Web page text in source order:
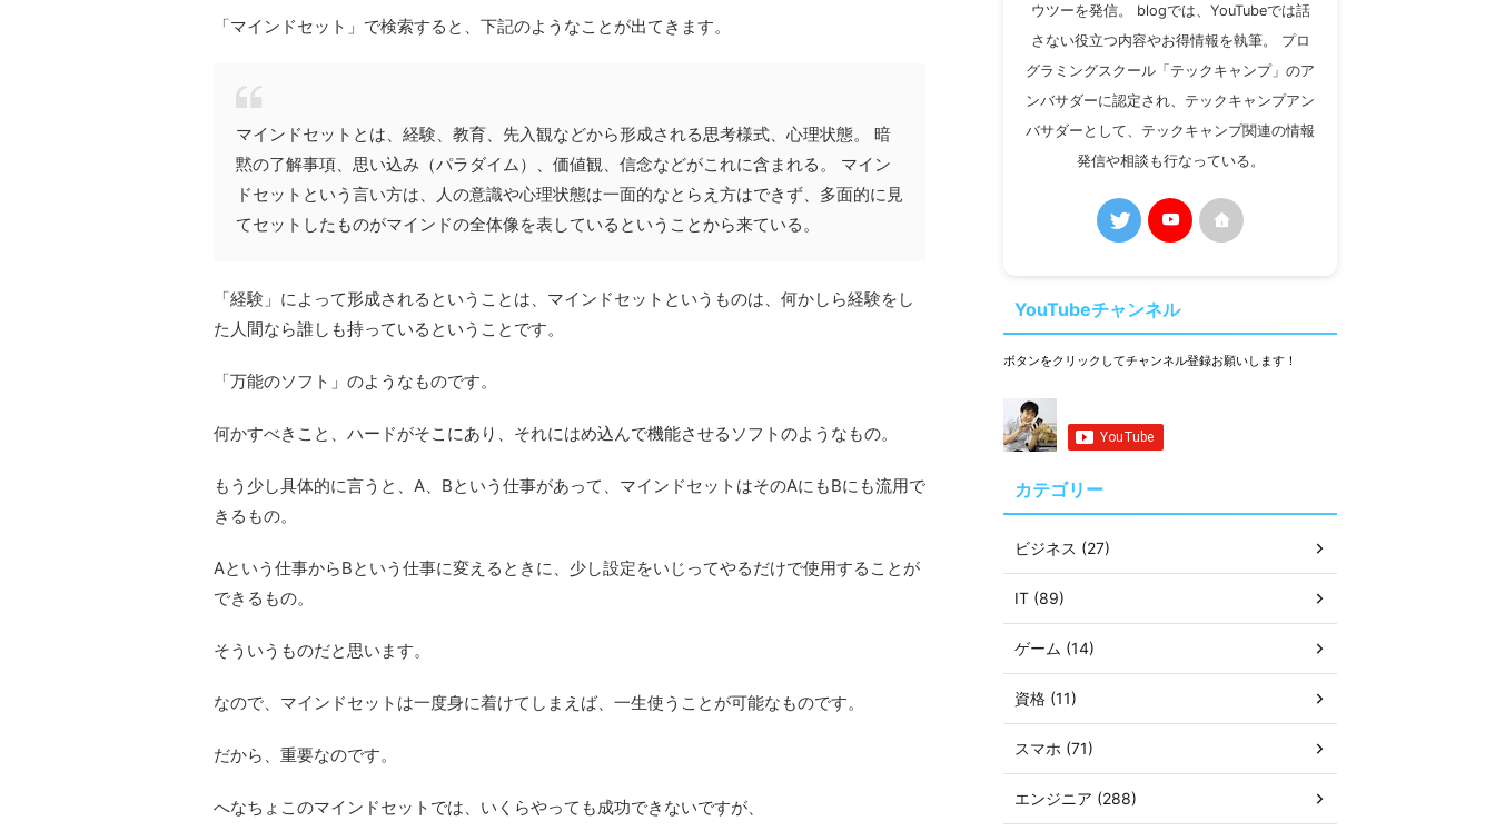
「マインドセット」で検索すると、下記のようなことが出てきます。
マインドセットとは、経験、教育、先入観などから形成される思考様式、心理状態。 暗
黙の了解事項、思い込み（パラダイム）、価値観、信念などがこれに含まれる。 マイン
ドセットという言い方は、人の意識や心理状態は一面的なとらえ方はできず、多面的に見
てセットしたものがマインドの全体像を表しているということから来ている。
「経験」によって形成されるということは、マインドセットというものは、何かしら経験をし
た人間なら誰しも持っているということです。
「万能のソフト」のようなものです。
何かすべきこと、ハードがそこにあり、それにはめ込んで機能させるソフトのようなもの。
もう少し具体的に言うと、A、Bという仕事があって、マインドセットはそのAにもBにも流用で
きるもの。
Aという仕事からBという仕事に変えるときに、少し設定をいじってやるだけで使用することが
できるもの。
そういうものだと思います。
なので、マインドセットは一度身に着けてしまえば、一生使うことが可能なものです。
だから、重要なのです。
へなちょこのマインドセットでは、いくらやっても成功できないですが、
ウツーを発信。 blogでは、YouTubeでは話
さない役立つ内容やお得情報を執筆。 プロ
グラミングスクール「テックキャンプ」のア
ンバサダーに認定され、テックキャンプアン
バサダーとして、テックキャンプ関連の情報
発信や相談も行なっている。
YouTubeチャンネル
ボタンをクリックしてチャンネル登録お願いします！
カテゴリー
ビジネス (27)
IT (89)
ゲーム (14)
資格 (11)
スマホ (71)
エンジニア (288)